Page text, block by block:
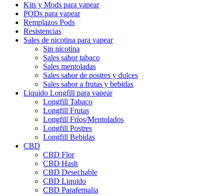
Kits y Mods para vapear
PODs para vapear
Remplazos Pods
Resistencias
Sales de nicotina para vapear
Sin nicotina
Sales sabor tabaco
Sales mentoladas
Sales sabor de postres y dulces
Sales sabor a frutas y bebidas
Liquido Longfill para vapear
Longfill Tabaco
Longfill Frutas
Longfill Fríos/Mentolados
Longfill Postres
Longfill Bebidas
CBD
CBD Flor
CBD Hash
CBD Desechable
CBD Liquido
CBD Parafernalia